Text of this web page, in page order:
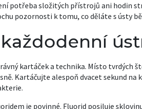
potřeba složitých přístrojů ani hodin
pozornosti k tomu, co děláte s ústy
kartáček a technika. Místo tvrdých
Kartáčujte alespoň dvacet sekund na
je povinné. Fluorid posiluje